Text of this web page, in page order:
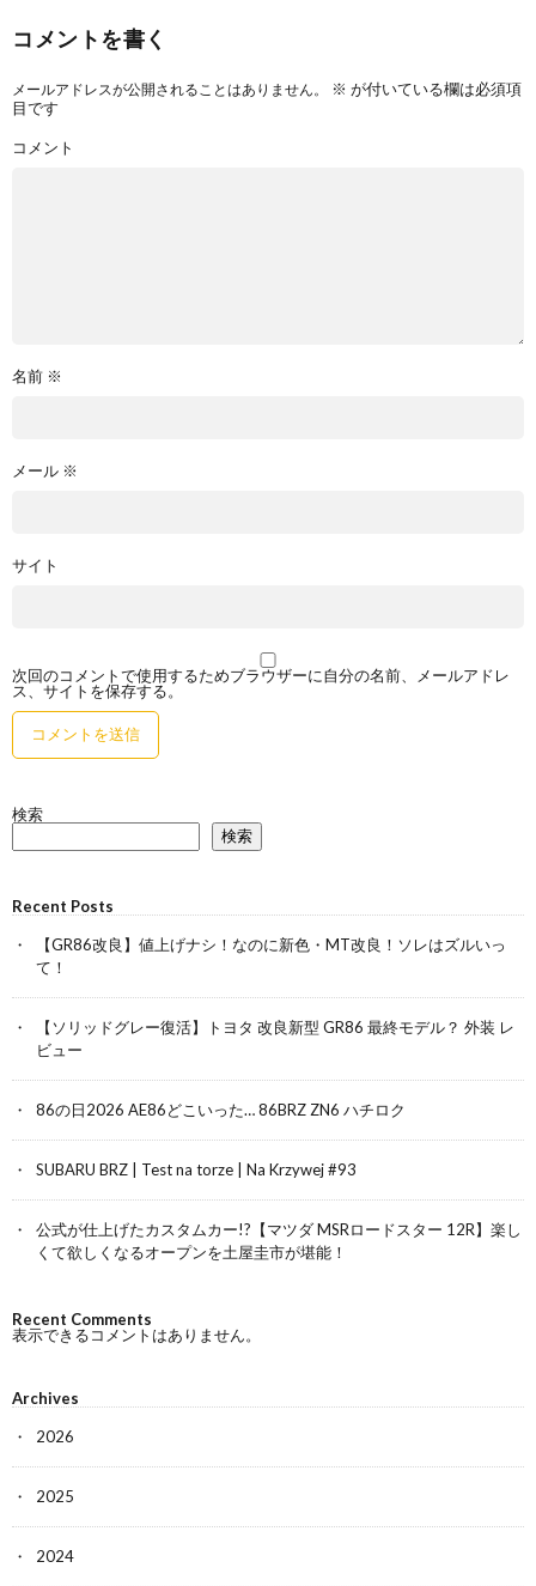
コメントを書く
メールアドレスが公開されることはありません。 ※ が付いている欄は必須項
目です
コメント
名前 ※
メール ※
サイト
次回のコメントで使用するためブラウザーに自分の名前、メールアドレ
ス、サイトを保存する。
検索
検索
Recent Posts
【GR86改良】値上げナシ！なのに新色・MT改良！ソレはズルいっ
て！
【ソリッドグレー復活】トヨタ 改良新型 GR86 最終モデル？ 外装 レ
ビュー
86の日2026 AE86どこいった… 86BRZ ZN6 ハチロク
SUBARU BRZ | Test na torze | Na Krzywej #93
公式が仕上げたカスタムカー!?【マツダ MSRロードスター 12R】楽し
くて欲しくなるオープンを土屋圭市が堪能！
Recent Comments
表示できるコメントはありません。
Archives
2026
2025
2024